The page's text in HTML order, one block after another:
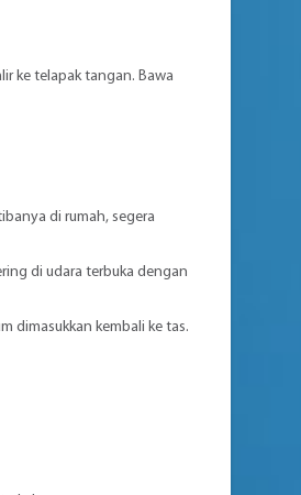
ke telapak tangan. Bawa
di rumah, segera
di udara terbuka dengan
dimasukkan kembali ke tas.